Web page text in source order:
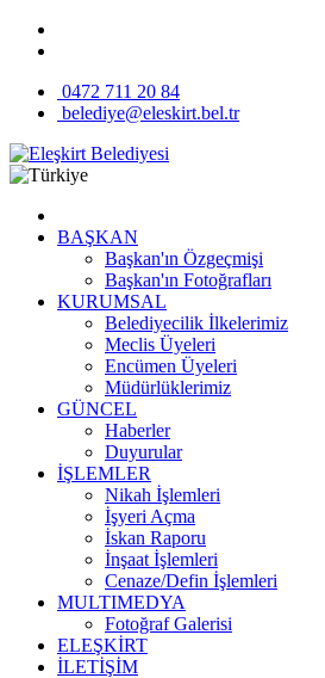
0472 711 20 84
belediye@eleskirt.bel.tr
BAŞKAN
Başkan'ın Özgeçmişi
Başkan'ın Fotoğrafları
KURUMSAL
Belediyecilik İlkelerimiz
Meclis Üyeleri
Encümen Üyeleri
Müdürlüklerimiz
GÜNCEL
Haberler
Duyurular
İŞLEMLER
Nikah İşlemleri
İşyeri Açma
İskan Raporu
İnşaat İşlemleri
Cenaze/Defin İşlemleri
MULTIMEDYA
Fotoğraf Galerisi
ELEŞKİRT
İLETİŞİM